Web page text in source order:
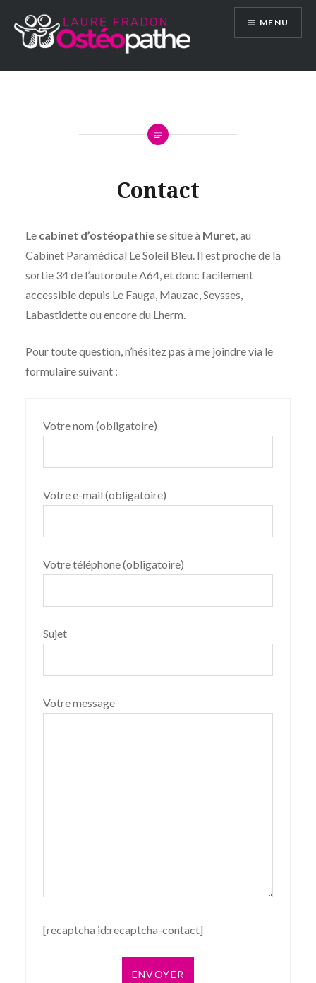
contenu
MENU
Contact
Le cabinet d’ostéopathiese situe à Muret, au
Cabinet Paramédical Le Soleil Bleu. Il est proche de la
sortie 34 de l’autoroute A64, et donc facilement
accessible depuis Le Fauga, Mauzac, Seysses,
Labastidette ou encore du Lherm.
Pour toute question, n’hésitez pas à me joindre via le
formulaire suivant :
Votre nom (obligatoire)
Votre e-mail (obligatoire)
Votre téléphone (obligatoire)
Sujet
Votre message
[recaptcha id:recaptcha-contact]